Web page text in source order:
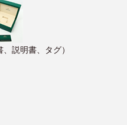
説明書、タグ）